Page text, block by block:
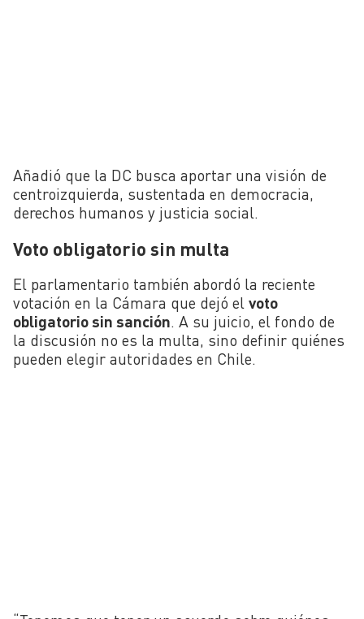
Añadió que la DC busca aportar una visión de
centroizquierda, sustentada en democracia,
derechos humanos y justicia social.
Voto obligatorio sin multa
El parlamentario también abordó la reciente
votación en la Cámara que dejó el voto
obligatorio sin sanción. A su juicio, el fondo de
la discusión no es la multa, sino definir quiénes
pueden elegir autoridades en Chile.